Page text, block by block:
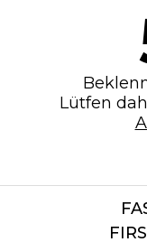
Lütfen